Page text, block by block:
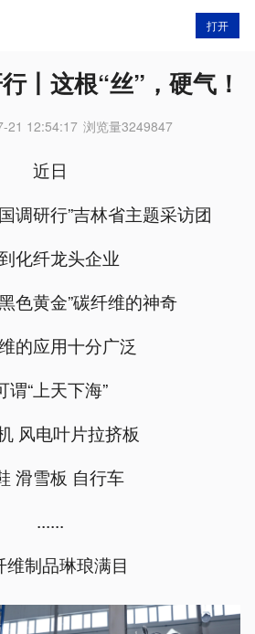
打开
丨这根“丝”，硬气！
21 12:54:17 浏览量3249847
近日
调研行”吉林省主题采访团
化纤龙头企业
色黄金”碳纤维的神奇
的应用十分广泛
谓“上天下海”
风电叶片拉挤板
滑雪板 自行车
......
维制品琳琅满目